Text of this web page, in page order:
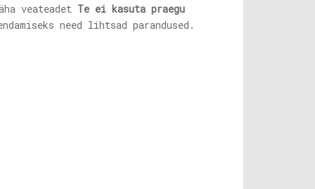
veateadet Te ei kasuta praegu
need lihtsad parandused.